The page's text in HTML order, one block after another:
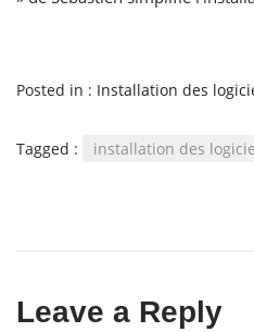
Posted in : Installation des
Tagged : installation des
Leave a Reply